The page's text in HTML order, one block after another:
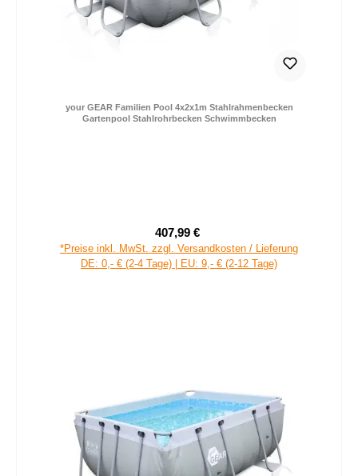
your GEAR Familien Pool 4x2x1m Stahlrahmenbecken
Gartenpool Stahlrohrbecken Schwimmbecken
Verkaufspreis:
407,99 €
*Preise inkl. MwSt. zzgl. Versandkosten / Lieferung
DE: 0,- € (2-4 Tage) | EU: 9,- € (2-12 Tage)